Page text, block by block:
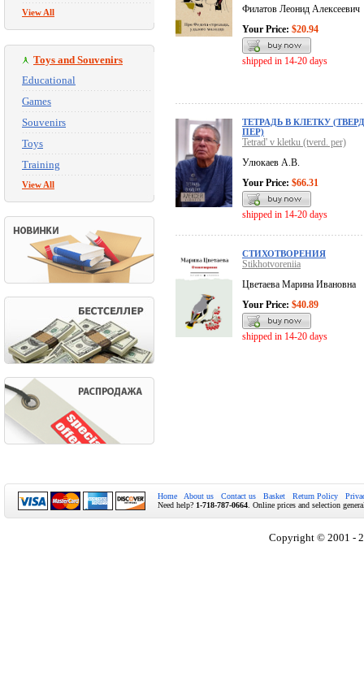
View All
Toys and Souvenirs
Educational
Games
Souvenirs
Toys
Training
View All
Филатов Леонид Алексеевич
Your Price: $20.94
shipped in 14-20 days
ТЕТРАДЬ В КЛЕТКУ
ПЕР)
Tetrad' v kletku (tverd. per)
Улюкаев А.В.
Your Price: $66.31
shipped in 14-20 days
СТИХОТВОРЕНИЯ
Stikhotvoreniia
Цветаева Марина Ивановна
Your Price: $40.89
shipped in 14-20 days
Home About us Contact us Basket Return Policy
Need help? 1-718-787-0664 . Online prices and selection
Copyright © 2001 -